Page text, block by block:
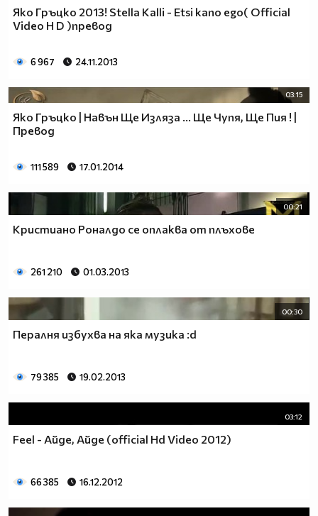
Яко Гръцко 2013! Stella Kalli - Etsi kano ego( Official
Video H D )превод
6 967 24.11.2013
03:15
Яко Гръцко | Навън Ще Изляза ... Ще Чупя, Ще Пия ! |
Превод
111 589 17.01.2014
00:21
Кристиано Роналдо се оплаква от плъхове
261 210 01.03.2013
00:30
Пералня избухва на яка музика :d
79 385 19.02.2013
03:12
Feel - Айде, Айде (official Hd Video 2012)
66 385 16.12.2012